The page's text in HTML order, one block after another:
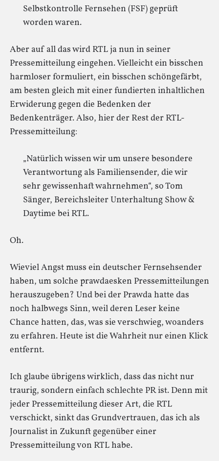
Selbstkontrolle Fernsehen (FSF) geprüft
worden waren.
Aber auf all das wird RTL ja nun in seiner
Pressemitteilung eingehen. Vielleicht ein bisschen
harmloser formuliert, ein bisschen schöngefärbt,
am besten gleich mit einer fundierten inhaltlichen
Erwiderung gegen die Bedenken der
Bedenkenträger. Also, hier der Rest der RTL-
Pressemitteilung:
„Natürlich wissen wir um unsere besondere
Verantwortung als Familiensender, die wir
sehr gewissenhaft wahrnehmen“, so Tom
Sänger, Bereichsleiter Unterhaltung Show &
Daytime bei RTL.
Oh.
Wieviel Angst muss ein deutscher Fernsehsender
haben, um solche prawdaesken Pressemitteilungen
herauszugeben? Und bei der Prawda hatte das
noch halbwegs Sinn, weil deren Leser keine
Chance hatten, das, was sie verschwieg, woanders
zu erfahren. Heute ist die Wahrheit nur einen Klick
entfernt.
Ich glaube übrigens wirklich, dass das nicht nur
traurig, sondern einfach schlechte PR ist. Denn mit
jeder Pressemitteilung dieser Art, die RTL
verschickt, sinkt das Grundvertrauen, das ich als
Journalist in Zukunft gegenüber einer
Pressemitteilung von RTL habe.